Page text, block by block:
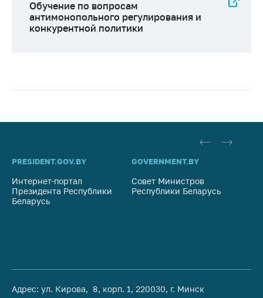
Обучение по вопросам
антимонопольного регулирования и
конкурентной политики
PRESIDENT.GOV.BY
Интернет-портал
Президента Республики
Беларусь
GOVERNMENT.BY
Совет Министров
Республики Беларусь
Адрес: ул. Кирова, 8, корп. 1, 220030, г. Минск